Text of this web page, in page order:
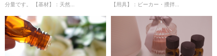
分量です。 【基材】：天然...
【用具】：ビーカー・攪拌...